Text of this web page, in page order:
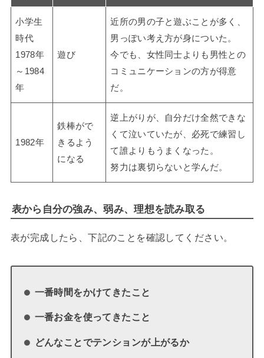
小学生
時代
1978年
～1984
年
遊び
近所の男の子と遊ぶことが多く、
男っぽい考え方が身についた。
今でも、女性同士よりも男性との
コミュニケーションの方が得意
だ。
1982年
鉄棒がで
きるよう
になる
逆上がりが、自分だけ全然できな
くて泣いていたが、必死で練習し
て誰よりもうまくなった。
努力は裏切らないと学んだ。
表から自分の強み、弱み、理想を読み取る
表が完成したら、下記のことを確認してください。
一番時間をかけてきたこと
一番お金を使ってきたこと
どんなことでテンションが上がるか